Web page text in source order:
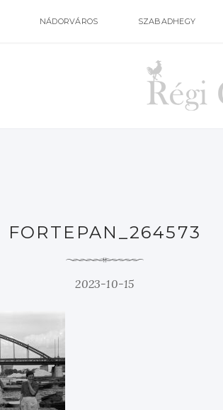
NÁDORVÁROS SZABADHEGY
FORTEPAN_264573
2023-10-15